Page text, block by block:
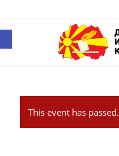
This event has passed.
Open toolbar